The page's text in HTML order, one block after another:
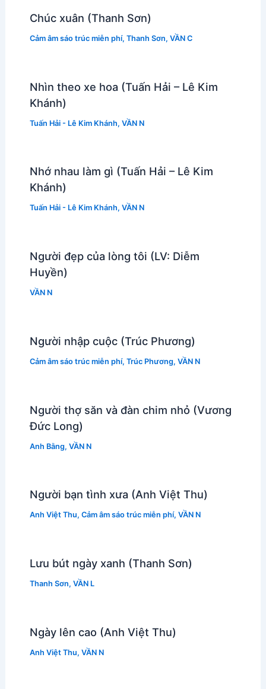
Chúc xuân (Thanh Sơn)
Cảm âm sáo trúc miễn phí, Thanh Sơn, VẦN C
Nhìn theo xe hoa (Tuấn Hải – Lê Kim
Khánh)
Tuấn Hải - Lê Kim Khánh, VẦN N
Nhớ nhau làm gì (Tuấn Hải – Lê Kim
Khánh)
Tuấn Hải - Lê Kim Khánh, VẦN N
Người đẹp của lòng tôi (LV: Diễm
Huyền)
VẦN N
Người nhập cuộc (Trúc Phương)
Cảm âm sáo trúc miễn phí, Trúc Phương, VẦN N
Người thợ săn và đàn chim nhỏ (Vương
Đức Long)
Anh Bằng, VẦN N
Người bạn tình xưa (Anh Việt Thu)
Anh Việt Thu, Cảm âm sáo trúc miễn phí, VẦN N
Lưu bút ngày xanh (Thanh Sơn)
Thanh Sơn, VẦN L
Ngày lên cao (Anh Việt Thu)
Anh Việt Thu, VẦN N